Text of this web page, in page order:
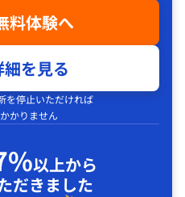
料体験へ
を見る
を停止いただければ
かりません
以上から
だきました